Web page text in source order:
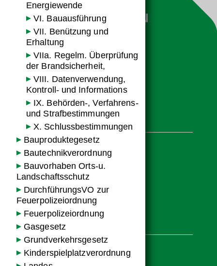
Energiewende
VI. Bauausführung
VII. Benützung und
Erhaltung
VIIa. Regelm. Überprüfung
der Brandsicherheit,
VIII. Datenverwendung,
Kontroll- und Informations
IX. Behörden-, Verfahrens-
und Strafbestimmungen
X. Schluss­bestimmungen
Bauproduktegesetz
Bautechnikverordnung
Bauvorhaben Orts-u.
Landschaftsschutz
DurchführungsVO zur
Feuerpolizei­ordnung
Feuerpolizeiordnung
Gasgesetz
Grundverkehrsgesetz
Kinderspielplatzverordnung
Weitere Seiten
Karriere
Pressecenter
Unsere Sorgfaltspflichten
Produktübersicht
www.hagebau.at